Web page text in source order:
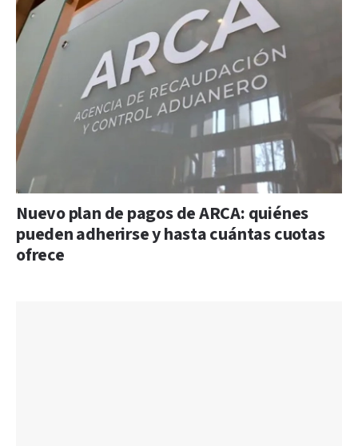
Nuevo plan de pagos de ARCA: quiénes
pueden adherirse y hasta cuántas cuotas
ofrece